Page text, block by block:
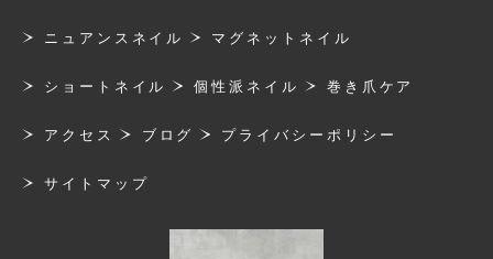
ニュアンスネイル マグネットネイル
ショートネイル 個性派ネイル 巻き爪ケア
アクセス ブログ プライバシーポリシー
サイトマップ